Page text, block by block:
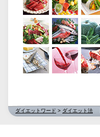
ダイエットワード > ダイエット法